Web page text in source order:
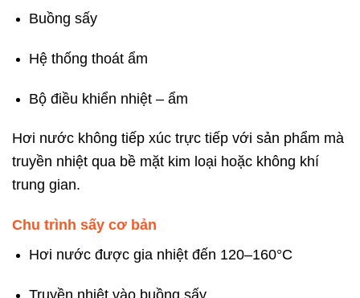
Buồng sấy
Hệ thống thoát ẩm
Bộ điều khiển nhiệt – ẩm
Hơi nước không tiếp xúc trực tiếp với sản phẩm mà
truyền nhiệt qua bề mặt kim loại hoặc không khí
trung gian.
Chu trình sấy cơ bản
Hơi nước được gia nhiệt đến 120–160°C
Truyền nhiệt vào buồng sấy